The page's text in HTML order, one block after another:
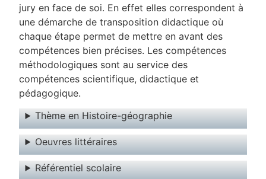
jury en face de soi. En effet elles correspondent à
une démarche de transposition didactique où
chaque étape permet de mettre en avant des
compétences bien précises. Les compétences
méthodologiques sont au service des
compétences scientifique, didactique et
pédagogique.
Thème en Histoire-géographie
Oeuvres littéraires
Référentiel scolaire